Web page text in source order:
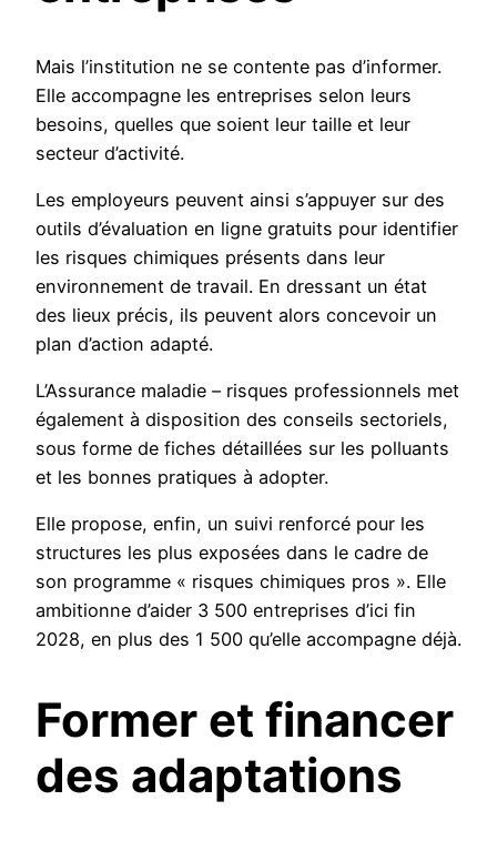
Mais l’institution ne se contente pas d’informer.
Elle accompagne les entreprises selon leurs
besoins, quelles que soient leur taille et leur
secteur d’activité.
Les employeurs peuvent ainsi s’appuyer sur des
outils d’évaluation en ligne gratuits pour identifier
les risques chimiques présents dans leur
environnement de travail. En dressant un état
des lieux précis, ils peuvent alors concevoir un
plan d’action adapté.
L’Assurance maladie – risques professionnels met
également à disposition des conseils sectoriels,
sous forme de fiches détaillées sur les polluants
et les bonnes pratiques à adopter.
Elle propose, enfin, un suivi renforcé pour les
structures les plus exposées dans le cadre de
son programme « risques chimiques pros ». Elle
ambitionne d’aider 3 500 entreprises d’ici fin
2028, en plus des 1 500 qu’elle accompagne déjà.
Former et financer
des adaptations